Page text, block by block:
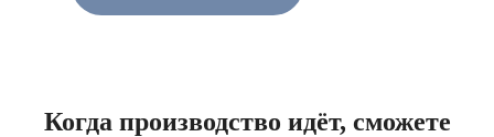
Когда производство идёт, сможете